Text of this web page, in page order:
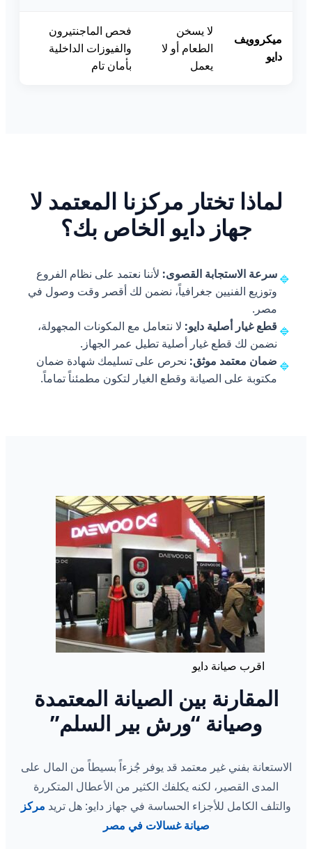
ميكروويف
دايو
لا يسخن
الطعام أو لا
يعمل
فحص الماجنتيرون
والفيوزات الداخلية
بأمان تام
لماذا تختار مركزنا المعتمد لا
جهاز دايو الخاص بك؟
🔹سرعة الاستجابة القصوى: لأننا نعتمد على نظام الفروع
وتوزيع الفنيين جغرافياً، نضمن لك أقصر وقت وصول في
مصر.
🔹قطع غيار أصلية دايو: لا نتعامل مع المكونات المجهولة،
نضمن لك قطع غيار أصلية تطيل عمر الجهاز.
🔹 ضمان معتمد موثق: نحرص على تسليمك شهادة ضمان
مكتوبة على الصيانة وقطع الغيار لتكون مطمئناً تماماً.
اقرب صيانة دايو
المقارنة بين الصيانة المعتمدة
وصيانة “ورش بير السلم”
الاستعانة بفني غير معتمد قد يوفر جُزءاً بسيطاً من المال على
المدى القصير، لكنه يكلفك الكثير من الأعطال المتكررة
والتلف الكامل للأجزاء الحساسة في جهاز دايو: هل تريد مركز
صيانة غسالات في مصر